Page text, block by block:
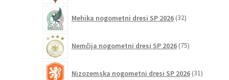
Mehika nogometni dresi SP 2026 32izdelkov
Nemčija nogometni dresi SP 2026 75izdelkov
Nizozemska nogometni dresi SP 2026 31izdelkov